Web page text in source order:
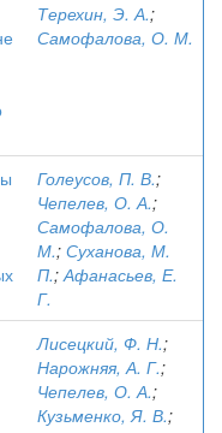
Терехин, Э. А.;
Самофалова, О. М.
Голеусов, П. В.;
Чепелев, О. А.;
Самофалова, О.
М.; Суханова, М.
П.;Афанасьев, Е.
Г.
Лисецкий, Ф. Н.;
Нарожняя, А. Г.;
Чепелев, О. А.;
Кузьменко, Я. В.;